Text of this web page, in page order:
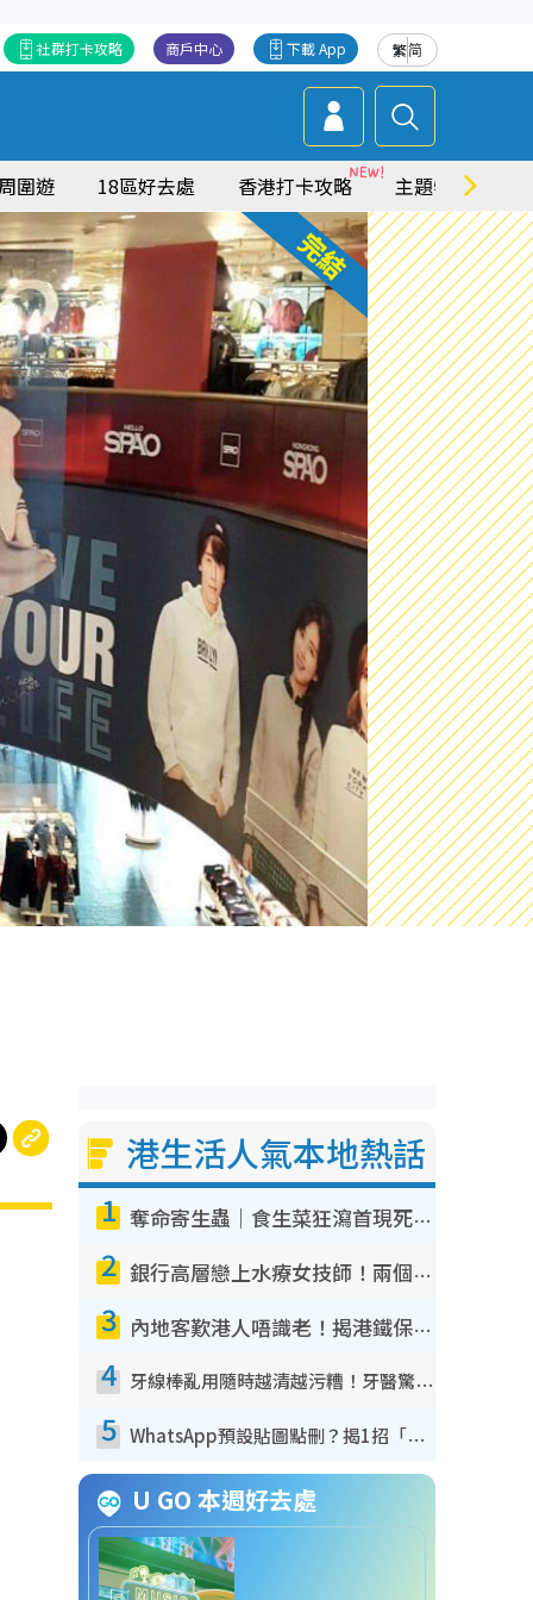
繁简
下載 App
商戶中心
社群打卡攻略
圍遊 18區好去處 香港打卡攻略 主題特集
港生活人氣本地熱話
1 奪命寄生蟲｜食生菜狂瀉首現死者！疫潮惡化錄1.8萬宗病例 揭洗菜3大謬誤
2 銀行高層戀上水療女技師！兩個月借128萬驚覺「沉船」沉落火海 揭背後疑似邪教操控賣淫
3 內地客歎港人唔識老！揭港鐵保鮮級冷氣 港人求放過：咪投訴
4 牙線棒亂用隨時越清越污糟！牙醫驚揭盲目過戶細菌恐致蛀牙：呢種先係日常真保養
5 WhatsApp預設貼圖點刪？揭1招「反向操作」還原簡潔介面 附3步實測教學
U GO 本週好去處